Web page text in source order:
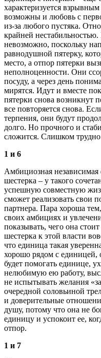
характеризуется
возможны и любовь с
из-за любого пустяка.
крайней
невозможно, поскольку
равнодушной пятерку,
место, а отпор пятерки
неполноценности. Они
посуду, а через день
мирятся. Идут и вместе
пятерки снова возникнут
все повторяется снова.
терпения, они будут
долго. Но прочного и
сложится. Слишком
1 и 6
Амбициозная
шестерка – у такого
успешную совместную
сможет реализовать свои
партнера. Пара хороша
своих амбициях и
показывать, чего она
шестерка к этой власти
что единица такая
хорошо рядом с единицей,
будет помогать единице,
нелюбимую ею работу,
не испытывать желания
очередной соловьиной
и доверительные
душу, потому что она не
единицу и успокоит ее,
отпор.
1 и 7